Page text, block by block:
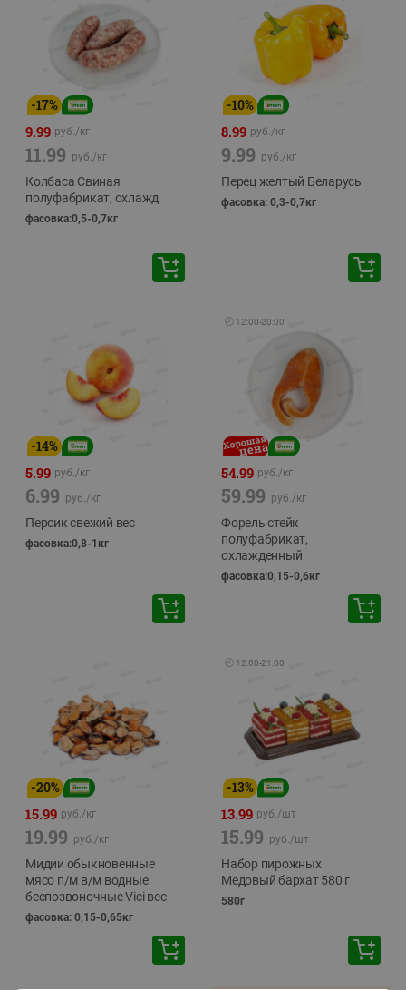
-17%
9.99 руб./кг
11.99 руб./кг
Колбаса Свиная
полуфабрикат, охлажд
фасовка:0,5-0,7кг
-10%
8.99 руб./кг
9.99 руб./кг
Перец желтый Беларусь
фасовка: 0,3-0,7кг
-14%
5.99 руб./кг
6.99 руб./кг
Персик свежий вес
фасовка:0,8-1кг
🕘 12:00-20:00
54.99 руб./кг
59.99 руб./кг
Форель стейк
полуфабрикат,
охлажденный
фасовка:0,15-0,6кг
-20%
15.99 руб./кг
19.99 руб./кг
Мидии обыкновенные
мясо п/м в/м водные
беспозвоночные Vici вес
фасовка: 0,15-0,65кг
🕘 12:00-21:00
-13%
13.99 руб./шт
15.99 руб./шт
Набор пирожных
Медовый бархат 580 г
580г